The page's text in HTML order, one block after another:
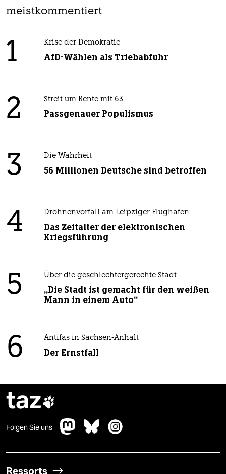
meistkommentiert
1 Krise der Demokratie
AfD-Wählen als Triebabfuhr
2 Streit um Rente mit 63
Passgenauer Populismus
3 Die Wahrheit
56 Millionen Deutsche sind betroffen
4 Drohnenvorfall am Leipziger Flughafen
Das Zeitalter der elektronischen
Kriegsführung
5 Über die geschlechtergerechte Stadt
„Die Stadt ist gemacht für den weißen
Mann in einem Auto“
6 Antifas in Sachsen-Anhalt
Der Ernstfall
taz
Folgen Sie uns
Ressorts